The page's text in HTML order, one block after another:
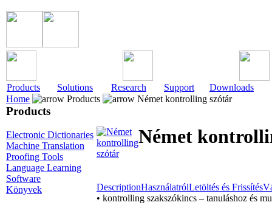
Products Solutions Research Support
Downloads
Home
Products Német kontrolling szótár
Products
Electronic Dictionaries
Machine Translation
Proofing Tools
Language Learning
Software
Könyvek
Német
DescriptionHasználatrólLetöltés és Frissítés
• kontrolling szakszókincs – tanuláshoz és